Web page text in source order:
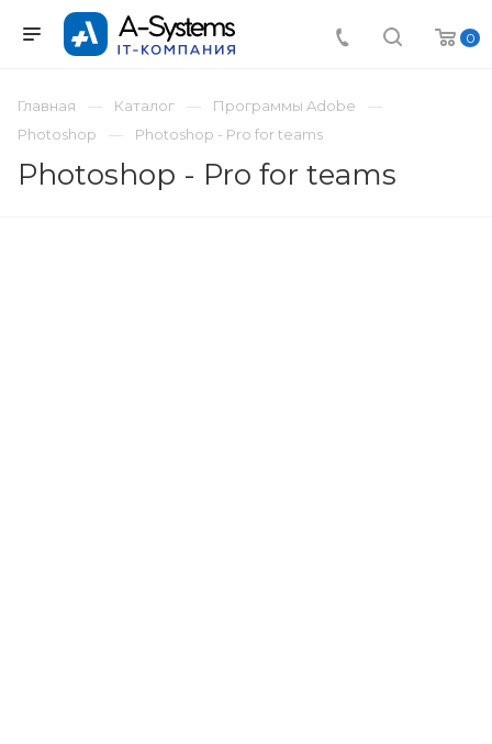
0
Главная Каталог
Программы Adobe
Photoshop
Photoshop - Pro for teams
Photoshop - Pro for teams